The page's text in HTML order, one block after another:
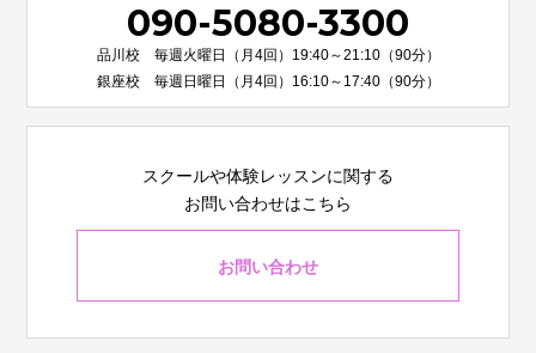
090-5080-3300
品川校 毎週火曜日（月4回）19:40～21:10（90分）
銀座校 毎週日曜日（月4回）16:10～17:40（90分）
スクールや体験レッスンに関する
お問い合わせはこちら
お問い合わせ